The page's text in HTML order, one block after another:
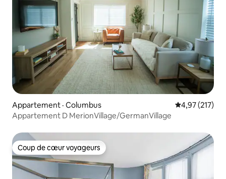
Appartement · Columbus Note
4,97 (217)
Appartement D MerionVillage/GermanVillage
Coup de cœur voyageurs
Coup de cœur voyageurs